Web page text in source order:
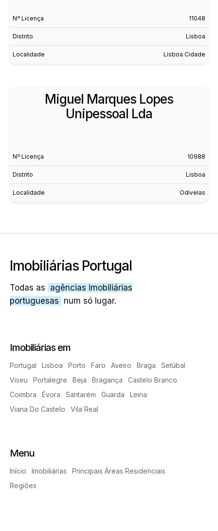
Nº Licença 11048
Distrito Lisboa
Localidade Lisboa Cidade
Miguel Marques Lopes
Unipessoal Lda
Nº Licença 10988
Distrito Lisboa
Localidade Odivelas
Imobiliárias Portugal
Todas as agências imobiliárias
portuguesas num só lugar.
Imobiliárias em
Portugal Lisboa Porto Faro Aveiro Braga
Setúbal
Viseu
Portalegre Beja Bragança
Castelo Branco
Coimbra
Évora Santarém Guarda
Leiria
Viana Do Castelo
Vila Real
Menu
Início Imobiliárias
Principais Áreas Residenciais
Regiões